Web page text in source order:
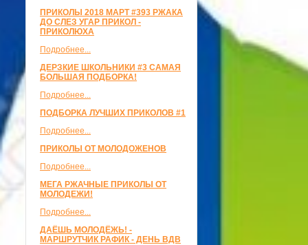
ПРИКОЛЫ 2018 МАРТ #393 РЖАКА
ДО СЛЕЗ УГАР ПРИКОЛ -
ПРИКОЛЮХА
Подробнее...
ДЕРЗКИЕ ШКОЛЬНИКИ #3 САМАЯ
БОЛЬШАЯ ПОДБОРКА!
Подробнее...
ПОДБОРКА ЛУЧШИХ ПРИКОЛОВ #1
Подробнее...
ПРИКОЛЫ ОТ МОЛОДОЖЕНОВ
Подробнее...
МЕГА РЖАЧНЫЕ ПРИКОЛЫ ОТ
МОЛОДЕЖИ!
Подробнее...
ДАЁШЬ МОЛОДЁЖЬ! -
МАРШРУТЧИК РАФИК - ДЕНЬ ВДВ